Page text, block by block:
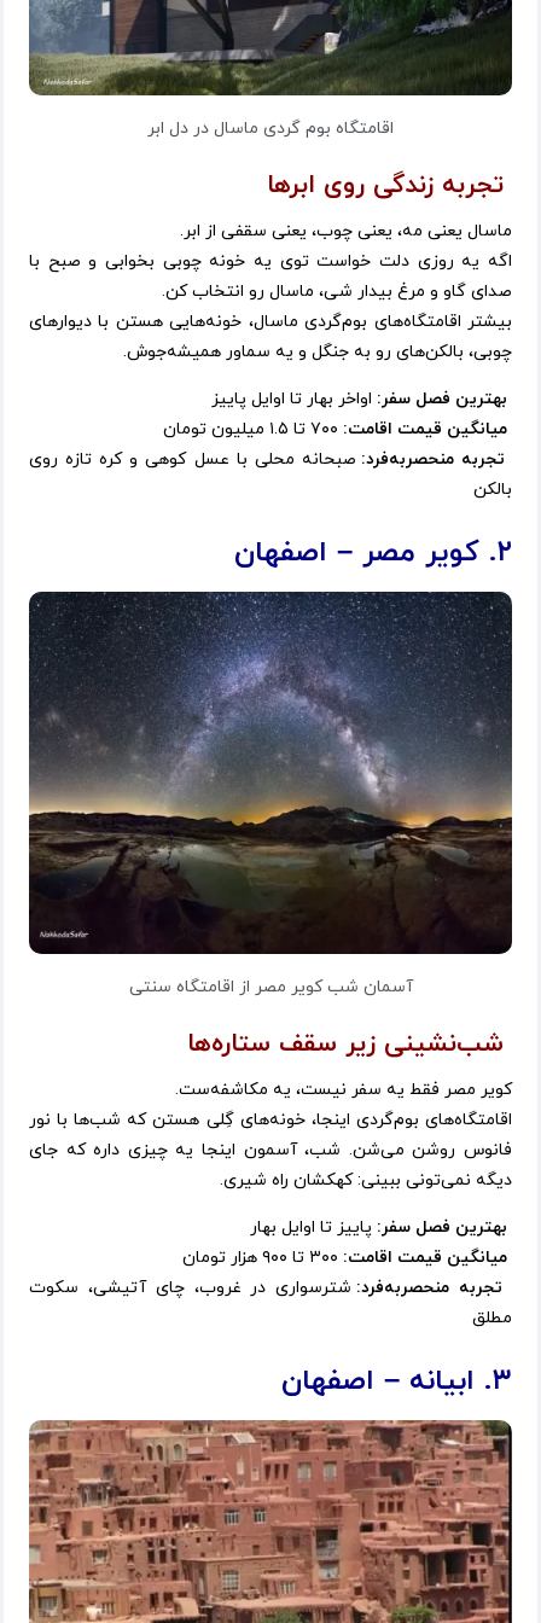
اقامتگاه بوم گردی ماسال در دل ابر
تجربه زندگی روی ابرها
ماسال یعنی مه، یعنی چوب، یعنی سقفی از ابر.
اگه یه روزی دلت خواست توی یه خونه چوبی بخوابی و صبح با
صدای گاو و مرغ بیدار شی، ماسال رو انتخاب کن.
بیشتر اقامتگاه‌های بوم‌گردی ماسال، خونه‌هایی هستن با دیوارهای
چوبی، بالکن‌های رو به جنگل و یه سماور همیشه‌جوش.
بهترین فصل سفر: اواخر بهار تا اوایل پاییز
میانگین قیمت اقامت:
تجربه منحصربه‌فرد: صبحانه محلی با عسل کوهی و کره تازه روی
بالکن
۲. کویر مصر – اصفهان
آسمان شب کویر مصر از اقامتگاه سنتی
شب‌نشینی زیر سقف ستاره‌ها
کویر مصر فقط یه سفر نیست، یه مکاشفه‌ست.
اقامتگاه‌های بوم‌گردی اینجا، خونه‌های گِلی هستن که شب‌ها با نور
فانوس روشن می‌شن. شب، آسمون اینجا یه چیزی داره که جای
دیگه نمی‌تونی ببینی: کهکشان راه شیری.
بهترین فصل سفر: پاییز تا اوایل بهار
میانگین قیمت اقامت:
تجربه منحصربه‌فرد: شترسواری در غروب، چای آتیشی، سکوت
مطلق
۳. ابیانه – اصفهان